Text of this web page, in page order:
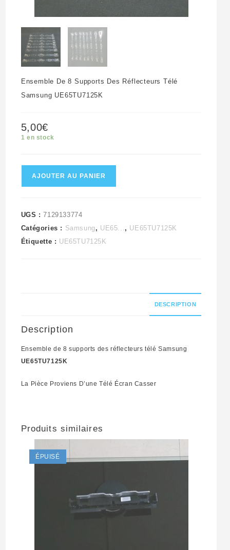
Ensemble De 8 Supports Des Réflecteurs Télé
Samsung UE65TU7125K
5,00€
1 en stock
quantité
de
de
8
supports
AJOUTER AU PANIER
UGS :7129133774
Catégories : Samsung, UE65..., UE65TU7125K
Étiquette : UE65TU7125K
DESCRIPTION
Description
Ensemble de 8 supports des réflecteurs télé Samsung
UE65TU7125K
La Pièce Proviens D’une Télé Écran Casser
Produits similaires
ÉPUISÉ